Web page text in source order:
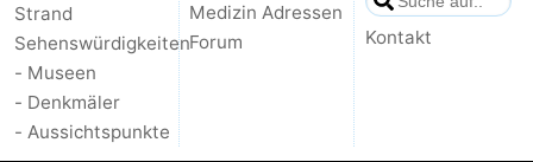
Strand
Sehenswürdigkeiten
- Museen
- Denkmäler
- Aussichtspunkte
Medizin Adressen
Forum
Kontakt